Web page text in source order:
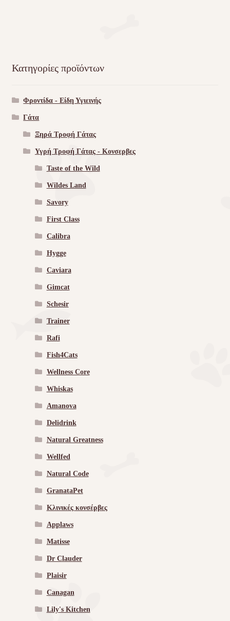
Κατηγορίες προϊόντων
Φροντίδα - Είδη Υγιεινής
Γάτα
Ξηρά Τροφή Γάτας
Υγρή Τροφή Γάτας - Kονσερβες
Taste of the Wild
Wildes Land
Savory
First Class
Calibra
Hygge
Caviara
Gimcat
Schesir
Trainer
Rafi
Fish4Cats
Wellness Core
Whiskas
Amanova
Delidrink
Natural Greatness
Wellfed
Natural Code
GranataPet
Κλινικές κονσέρβες
Applaws
Matisse
Dr Clauder
Plaisir
Canagan
Lily's Kitchen